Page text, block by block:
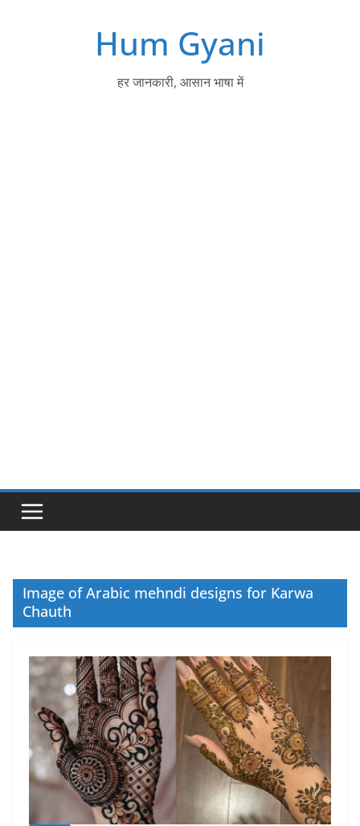
Hum Gyani
हर जानकारी, आसान भाषा में
Image of Arabic mehndi designs for Karwa
Chauth